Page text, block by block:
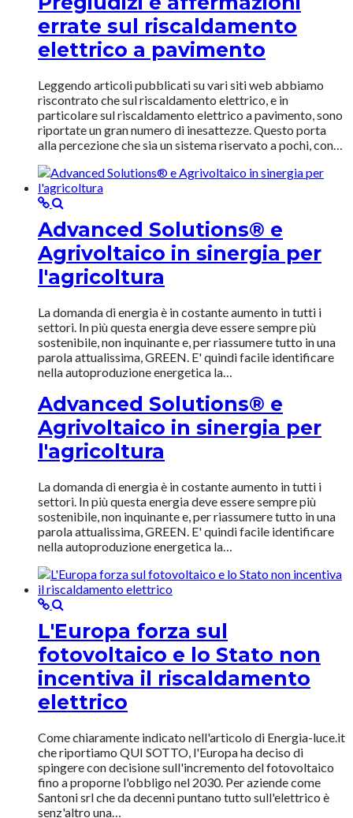
errate sul riscaldamento
elettrico a pavimento
Leggendo articoli pubblicati su vari siti web abbiamo
riscontrato che sul riscaldamento elettrico, e in
particolare sul riscaldamento elettrico a pavimento, sono
riportate un gran numero di inesattezze. Questo porta
alla percezione che sia un sistema riservato a pochi, con…
Advanced Solutions® e
Agrivoltaico in sinergia per
l'agricoltura
La domanda di energia è in costante aumento in tutti i
settori. In più questa energia deve essere sempre più
sostenibile, non inquinante e, per riassumere tutto in una
parola attualissima, GREEN. E' quindi facile identificare
nella autoproduzione energetica la…
Advanced Solutions® e
Agrivoltaico in sinergia per
l'agricoltura
La domanda di energia è in costante aumento in tutti i
settori. In più questa energia deve essere sempre più
sostenibile, non inquinante e, per riassumere tutto in una
parola attualissima, GREEN. E' quindi facile identificare
nella autoproduzione energetica la…
L'Europa forza sul
fotovoltaico e lo Stato non
incentiva il riscaldamento
elettrico
Come chiaramente indicato nell'articolo di Energia-luce.it
che riportiamo QUI SOTTO, l'Europa ha deciso di
spingere con decisione sull'incremento del fotovoltaico
fino a proporne l'obbligo nel 2030. Per aziende come
Santoni srl che da decenni puntano tutto sull'elettrico è
senz'altro una…